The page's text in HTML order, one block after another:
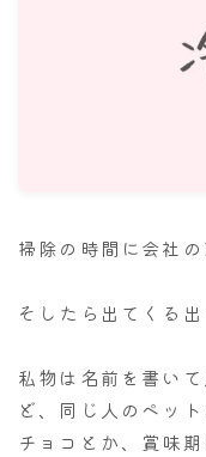
掃除の時間に会社
そしたら出てくる
私物は名前を書い
ど、同じ人のペッ
チョコとか、賞味